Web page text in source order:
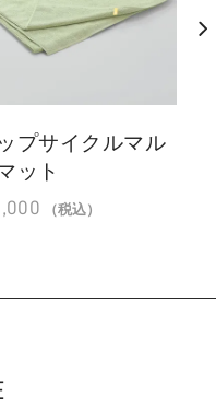
プサイクルマル
ット
（税込）